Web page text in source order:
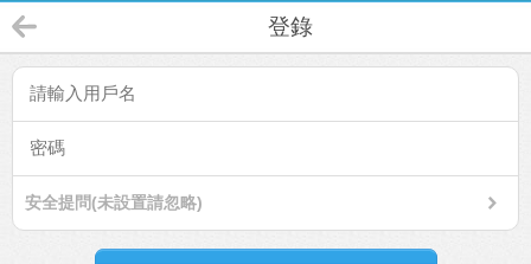
登錄
安全提問(未設置請忽略)